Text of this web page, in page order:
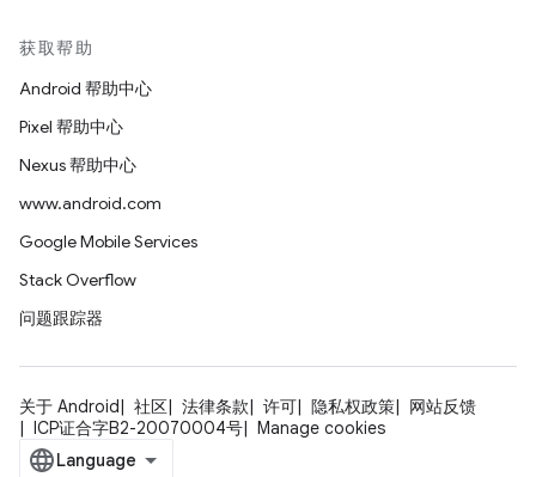
获取帮助
Android 帮助中心
Pixel 帮助中心
Nexus 帮助中心
www.android.com
Google Mobile Services
Stack Overflow
问题跟踪器
关于 Android 社区 法律条款 许可 隐私权政策
网站反馈
ICP证合字B2-20070004号
Manage cookies